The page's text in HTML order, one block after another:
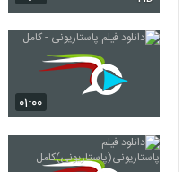
۰۱:۰۰